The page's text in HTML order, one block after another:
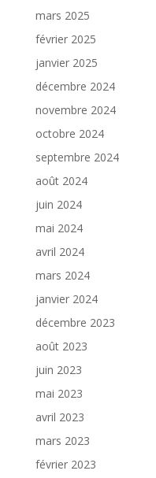
mars 2025
février 2025
janvier 2025
décembre 2024
novembre 2024
octobre 2024
septembre 2024
août 2024
juin 2024
mai 2024
avril 2024
mars 2024
janvier 2024
décembre 2023
août 2023
juin 2023
mai 2023
avril 2023
mars 2023
février 2023